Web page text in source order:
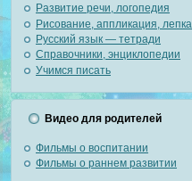
Развитие речи, логопедия
Рисование, аппликация, лепка
Русский язык — тетради
Справочники, энциклопедии
Учимся писать
Видео для родителей
Фильмы о воспитании
Фильмы о раннем развитии